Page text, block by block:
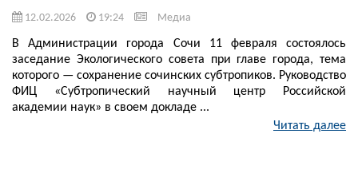
12.02.2026 19:24 Медиа
В Администрации города Сочи 11 февраля состоялось
заседание Экологического совета при главе города, тема
которого — сохранение сочинских субтропиков. Руководство
ФИЦ «Субтропический научный центр Российской
академии наук» в своем докладе ...
Читать далее